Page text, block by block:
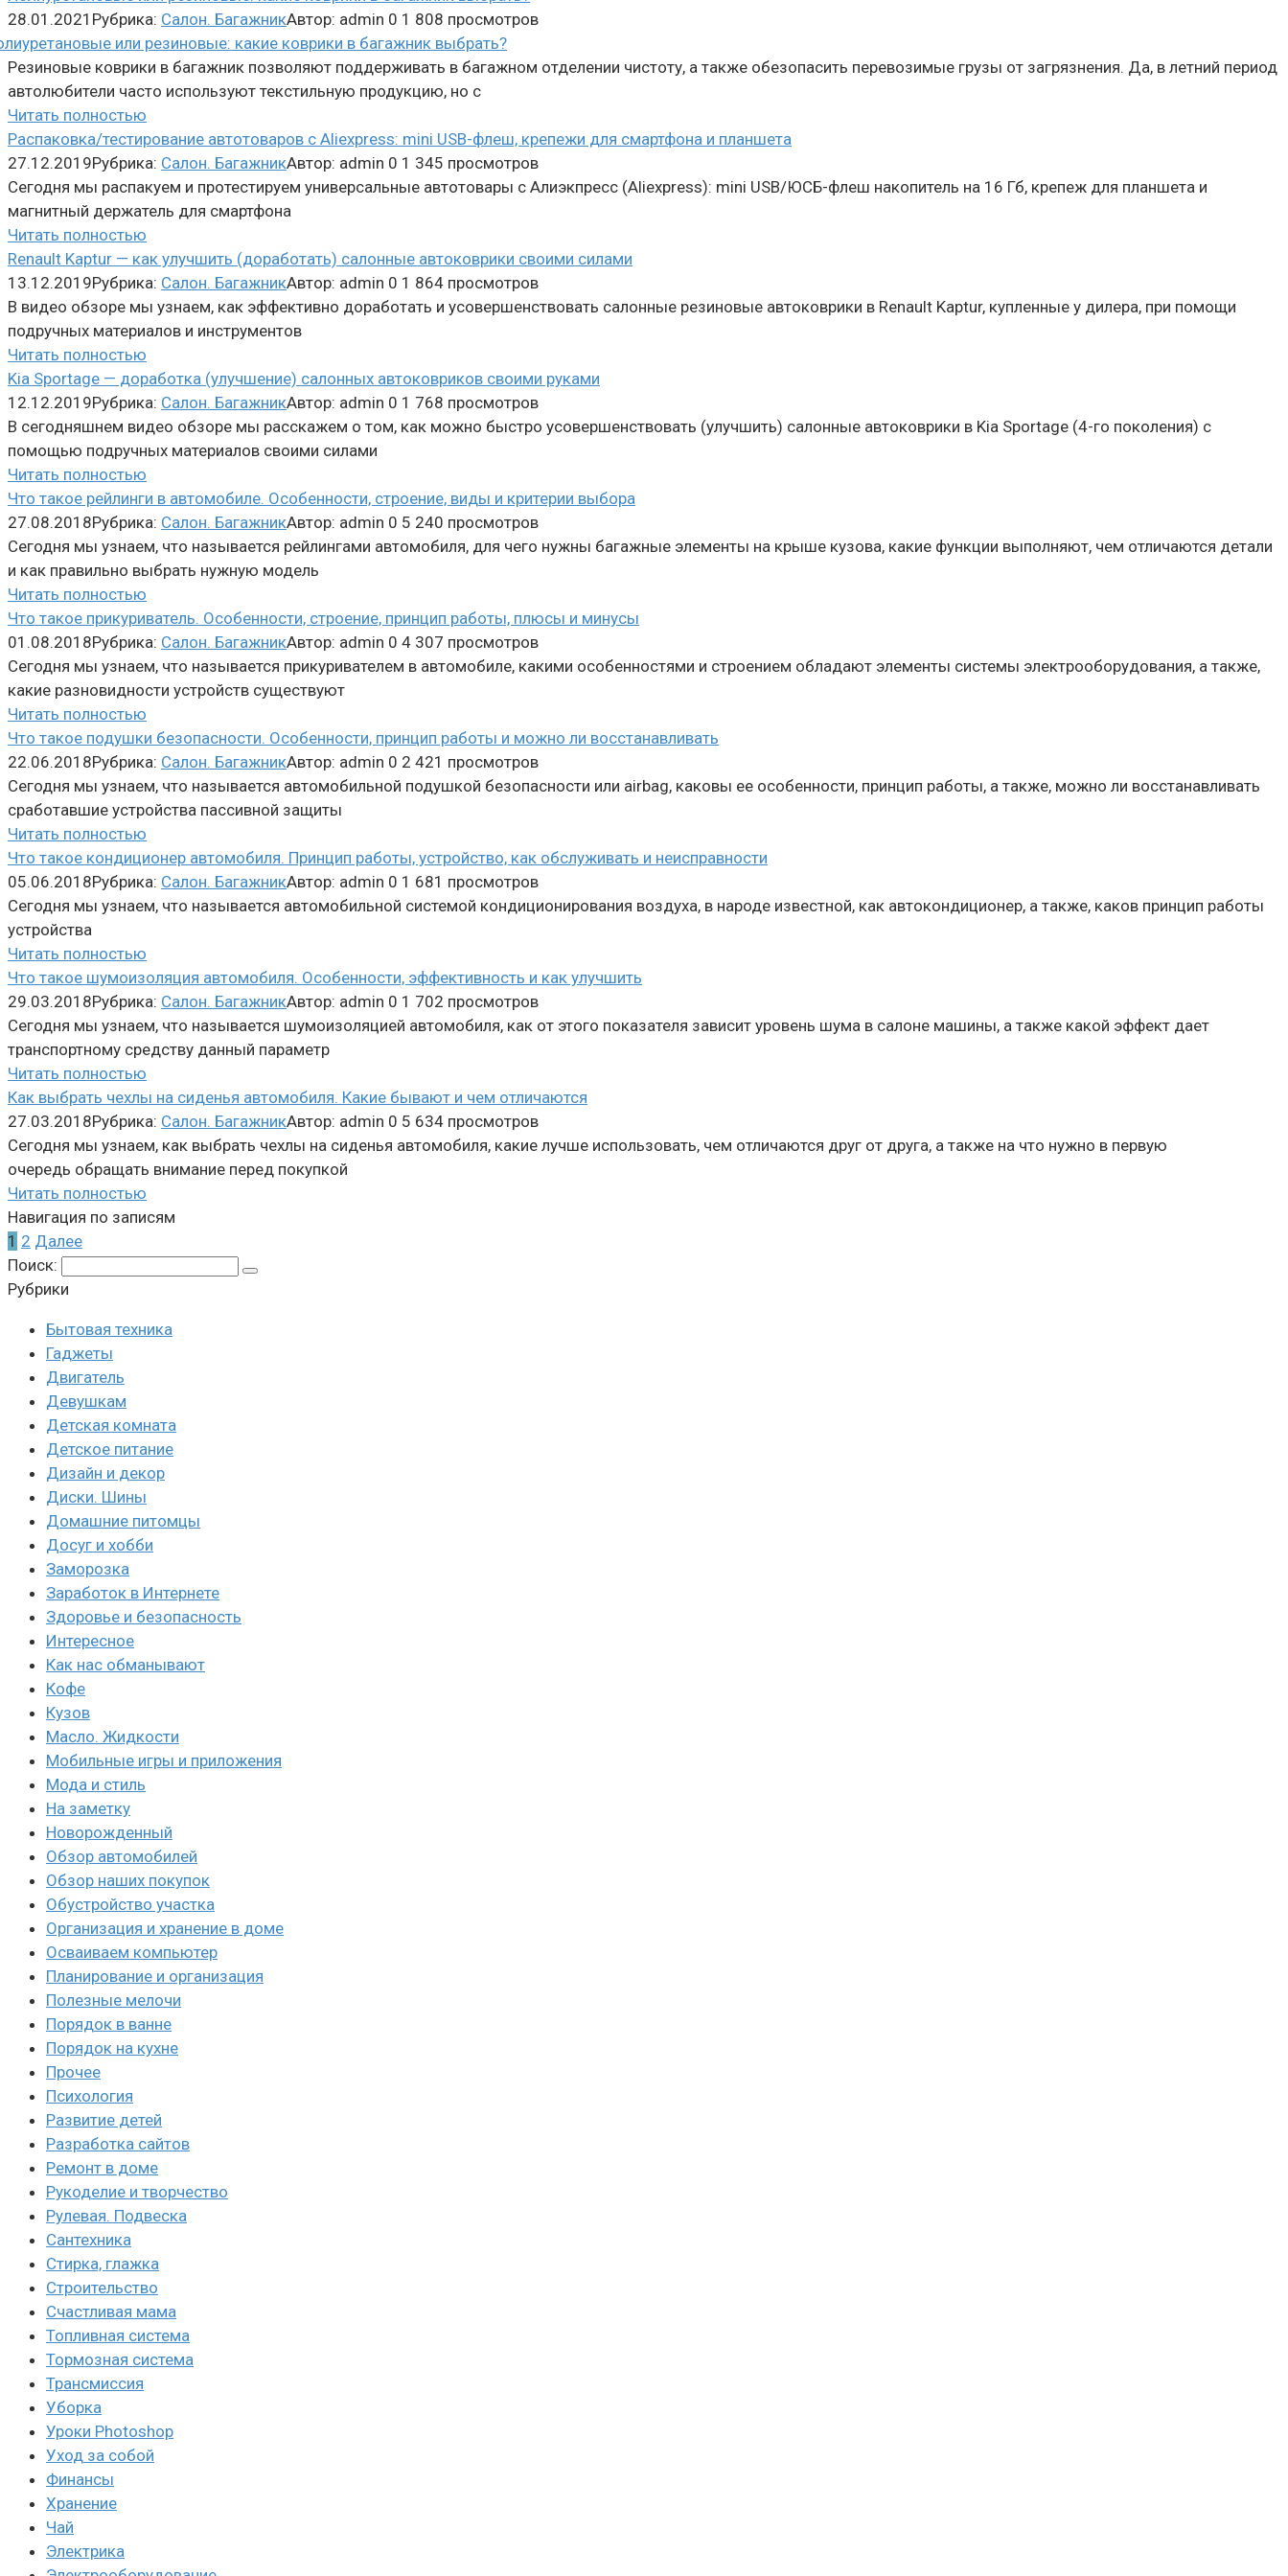
28.01.2021 Рубрика: Салон. БагажникАвтор: admin 0 1 808 просмотров
Резиновые коврики в багажник позволяют поддерживать в багажном отделении чистоту, а также обезопасить перевозимые грузы от загрязнения. Да, в летний период
автолюбители часто используют текстильную продукцию, но с
Читать полностью
Распаковка/тестирование автотоваров с Aliexpress: mini USB-флеш, крепежи для смартфона и планшета
27.12.2019Рубрика: Салон. БагажникАвтор: admin 0 1 345 просмотров
Сегодня мы распакуем и протестируем универсальные автотовары с Алиэкпресс (Aliexpress): mini USB/ЮСБ-флеш накопитель на 16 Гб, крепеж для планшета и
магнитный держатель для смартфона
Читать полностью
Renault Kaptur — как улучшить (доработать) салонные автоковрики своими силами
13.12.2019Рубрика: Салон. БагажникАвтор: admin 0 1 864 просмотров
В видео обзоре мы узнаем, как эффективно доработать и усовершенствовать салонные резиновые автоковрики в Renault Kaptur, купленные у дилера, при помощи
подручных материалов и инструментов
Читать полностью
Kia Sportage — доработка (улучшение) салонных автоковриков своими руками
12.12.2019Рубрика: Салон. БагажникАвтор: admin 0 1 768 просмотров
В сегодняшнем видео обзоре мы расскажем о том, как можно быстро усовершенствовать (улучшить) салонные автоковрики в Kia Sportage (4-го поколения) с
помощью подручных материалов своими силами
Читать полностью
Что такое рейлинги в автомобиле. Особенности, строение, виды и критерии выбора
27.08.2018Рубрика: Салон. БагажникАвтор: admin 0 5 240 просмотров
Сегодня мы узнаем, что называется рейлингами автомобиля, для чего нужны багажные элементы на крыше кузова, какие функции выполняют, чем отличаются детали
и как правильно выбрать нужную модель
Читать полностью
Что такое прикуриватель. Особенности, строение, принцип работы, плюсы и минусы
01.08.2018Рубрика: Салон. БагажникАвтор: admin 0 4 307 просмотров
Сегодня мы узнаем, что называется прикуривателем в автомобиле, какими особенностями и строением обладают элементы системы электрооборудования, а также,
какие разновидности устройств существуют
Читать полностью
Что такое подушки безопасности. Особенности, принцип работы и можно ли восстанавливать
22.06.2018Рубрика: Салон. БагажникАвтор: admin 0 2 421 просмотров
Сегодня мы узнаем, что называется автомобильной подушкой безопасности или airbag, каковы ее особенности, принцип работы, а также, можно ли восстанавливать
сработавшие устройства пассивной защиты
Читать полностью
Что такое кондиционер автомобиля. Принцип работы, устройство, как обслуживать и неисправности
05.06.2018Рубрика: Салон. БагажникАвтор: admin 0 1 681 просмотров
Сегодня мы узнаем, что называется автомобильной системой кондиционирования воздуха, в народе известной, как автокондиционер, а также, каков принцип работы
устройства
Читать полностью
Что такое шумоизоляция автомобиля. Особенности, эффективность и как улучшить
29.03.2018Рубрика: Салон. БагажникАвтор: admin 0 1 702 просмотров
Сегодня мы узнаем, что называется шумоизоляцией автомобиля, как от этого показателя зависит уровень шума в салоне машины, а также какой эффект дает
транспортному средству данный параметр
Читать полностью
Как выбрать чехлы на сиденья автомобиля. Какие бывают и чем отличаются
27.03.2018Рубрика: Салон. БагажникАвтор: admin 0 5 634 просмотров
Сегодня мы узнаем, как выбрать чехлы на сиденья автомобиля, какие лучше использовать, чем отличаются друг от друга, а также на что нужно в первую
очередь обращать внимание перед покупкой
Читать полностью
Навигация по записям
1 2 Далее
Поиск:
Рубрики
Бытовая техника
Гаджеты
Двигатель
Девушкам
Детская комната
Детское питание
Дизайн и декор
Диски. Шины
Домашние питомцы
Досуг и хобби
Заморозка
Заработок в Интернете
Здоровье и безопасность
Интересное
Как нас обманывают
Кофе
Кузов
Масло. Жидкости
Мобильные игры и приложения
Мода и стиль
На заметку
Новорожденный
Обзор автомобилей
Обзор наших покупок
Обустройство участка
Организация и хранение в доме
Осваиваем компьютер
Планирование и организация
Полезные мелочи
Порядок в ванне
Порядок на кухне
Прочее
Психология
Развитие детей
Разработка сайтов
Ремонт в доме
Рукоделие и творчество
Рулевая. Подвеска
Сантехника
Стирка, глажка
Строительство
Счастливая мама
Топливная система
Тормозная система
Трансмиссия
Уборка
Уроки Photoshop
Уход за собой
Финансы
Хранение
Чай
Электрика